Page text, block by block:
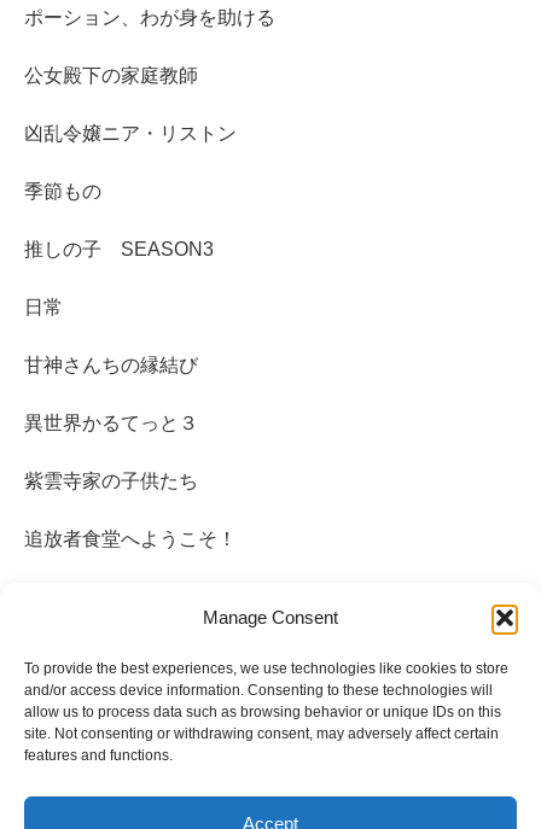
Manage Consent
To provide the best experiences, we use technologies like cookies to store
and/or access device information. Consenting to these technologies will
allow us to process data such as browsing behavior or unique IDs on this
site. Not consenting or withdrawing consent, may adversely affect certain
features and functions.
Accept
ポーション、わが身を助ける
公女殿下の家庭教師
凶乱令嬢ニア・リストン
季節もの
推しの子 SEASON3
日常
甘神さんちの縁結び
異世界かるてっと３
紫雲寺家の子供たち
追放者食堂へようこそ！